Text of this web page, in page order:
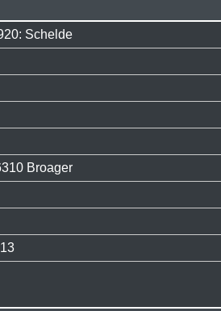
Schelde
Broager